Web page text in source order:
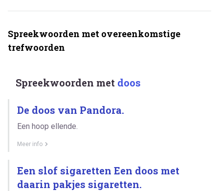
Spreekwoorden met overeenkomstige
trefwoorden
Spreekwoorden met doos
De doos van Pandora.
Een hoop ellende.
Meer info
Een slof sigaretten Een doos met
daarin pakjes sigaretten.